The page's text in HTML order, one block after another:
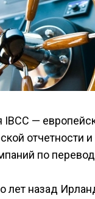
IBCC —
по
лет назад